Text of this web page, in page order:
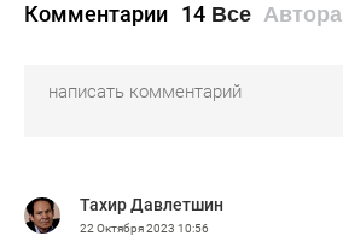
Комментарии 14 Все Автора
Тахир Давлетшин
22 Октября 2023 10:56